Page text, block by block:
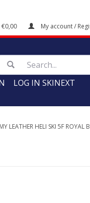
€0,00 My account /
LOG IN SKINEXT
LEATHER HELI SKI 5F ROYAL